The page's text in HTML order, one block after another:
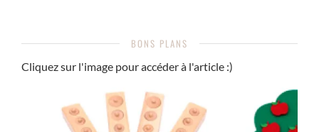
BONS PLANS
Cliquez sur l'image pour accéder à l'article :)